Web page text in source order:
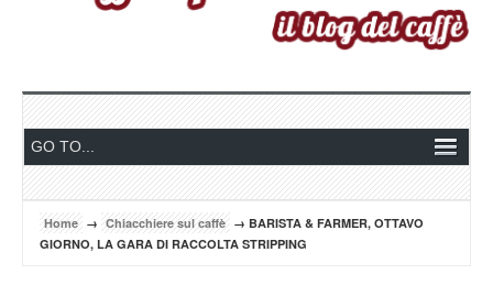
Home → Chiacchiere sul caffè → BARISTA & FARMER, OTTAVO
GIORNO, LA GARA DI RACCOLTA STRIPPING